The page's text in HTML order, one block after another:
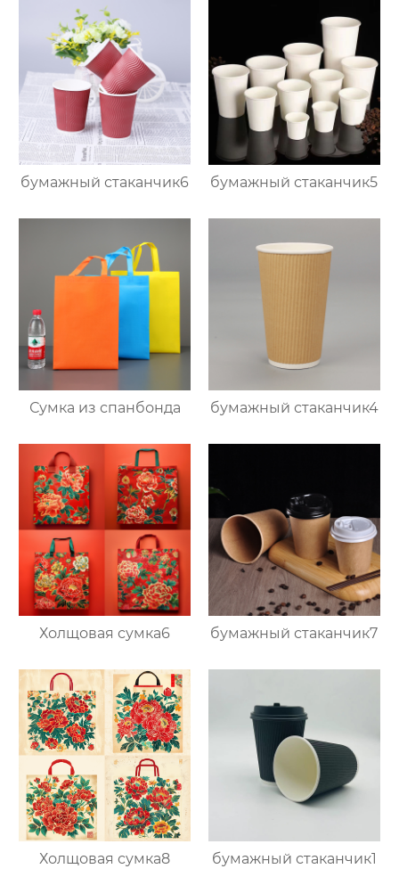
бумажный стаканчик6 бумажный стаканчик5
Сумка из спанбонда бумажный стаканчик4
Холщовая сумка6 бумажный стаканчик7
Холщовая сумка8 бумажный стаканчик1